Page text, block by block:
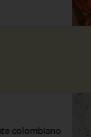
colombiano